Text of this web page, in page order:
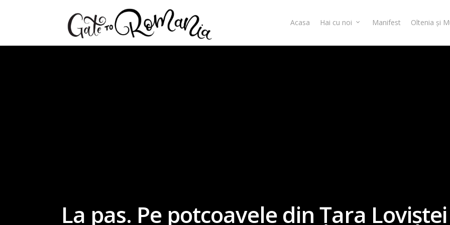
Acasa Hai cu noi Manifest Oltenia și
La pas. Pe potcoavele din Țara Loviștei